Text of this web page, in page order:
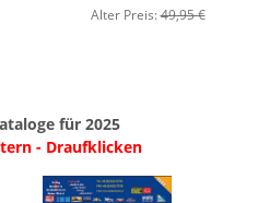
Alter Preis:49,95 €
für 2025
- Draufklicken